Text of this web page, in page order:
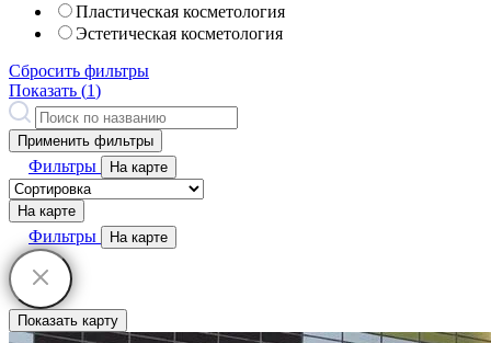
Пластическая косметология
Эстетическая косметология
Сбросить фильтры
Показать (1)
Применить фильтры
Фильтры На карте
На карте
Фильтры На карте
Показать карту